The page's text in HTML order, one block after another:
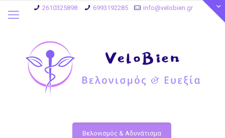
2610325898 6993192285 info@velobien.gr
Βελονισμός & Αδυνάτισμα